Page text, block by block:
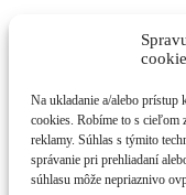
cookie
Na ukladanie a/alebo prístup
cookies. Robíme to s cieľom
reklamy. Súhlas s týmito
správanie pri prehliadaní
súhlasu môže nepriaznivo
Portfólio
O nás
Blog
Kontakt
Zásady ochrany